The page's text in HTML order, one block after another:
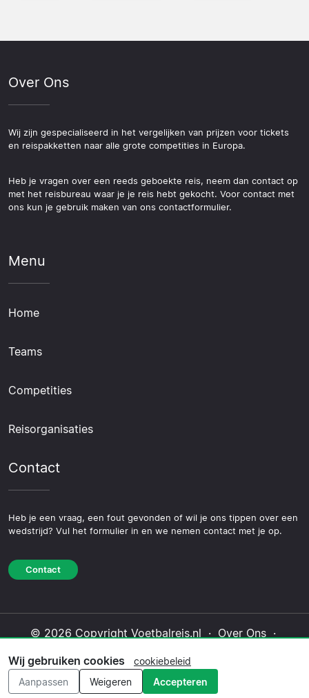
Over Ons
Wij zijn gespecialiseerd in het vergelijken van prijzen voor tickets
en reispakketten naar alle grote competities in Europa.
Heb je vragen over een reeds geboekte reis, neem dan contact op
met het reisbureau waar je je reis hebt gekocht. Voor contact met
ons kun je gebruik maken van ons contactformulier.
Menu
Home
Teams
Competities
Reisorganisaties
Contact
Heb je een vraag, een fout gevonden of wil je ons tippen over een
wedstrijd? Vul het formulier in en we nemen contact met je op.
Contact
© 2026 Copyright Voetbalreis.nl · Over Ons·
Redactioneel beleid
Wij gebruiken cookies
cookiebeleid
Aanpassen
Weigeren Accepteren